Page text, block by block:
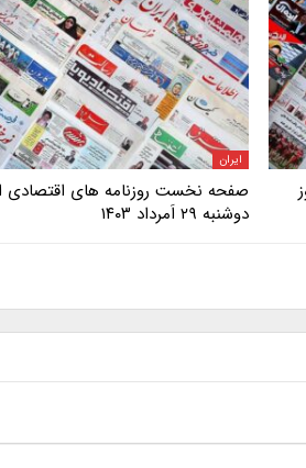
ایران
صفحه نخست روزنامه های اقتصادی
دوشنبه ۲۹ اَمرداد ۱۴۰۳